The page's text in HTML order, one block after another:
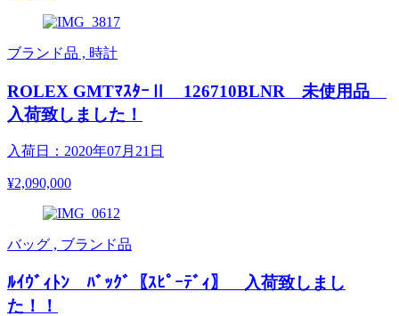
ブランド品 , 時計
ROLEX GMTﾏｽﾀｰⅡ 126710BLNR 未使用品
入荷致しました！
入荷日：2020年07月21日
¥2,090,000
バッグ , ブランド品
ﾙｲｳﾞｨﾄﾝ ﾊﾞｯｸﾞ〖ｽﾋﾟｰﾃﾞｨ〗 入荷致しまし
た！！